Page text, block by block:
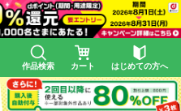
作品検索 カート はじめての方へ